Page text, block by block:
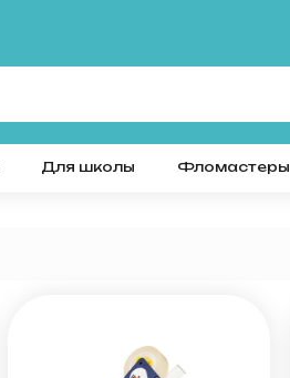
Для школы Фломастеры